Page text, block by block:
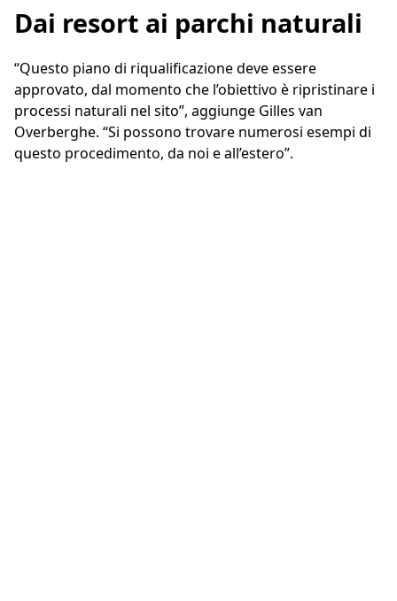
Dai resort ai parchi naturali
“Questo piano di riqualificazione deve essere
approvato, dal momento che l’obiettivo è ripristinare i
processi naturali nel sito”, aggiunge Gilles van
Overberghe. “Si possono trovare numerosi esempi di
questo procedimento, da noi e all’estero”.